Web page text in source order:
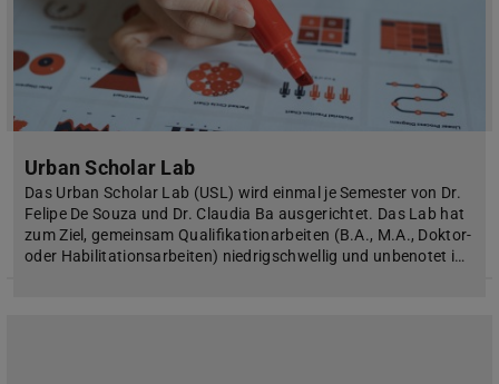
Urban Scholar Lab
Das Urban Scholar Lab (USL) wird einmal je Semester von Dr.
Felipe De Souza und Dr. Claudia Ba ausgerichtet. Das Lab hat
zum Ziel, gemeinsam Qualifikationarbeiten (B.A., M.A., Doktor-
oder Habilitationsarbeiten) niedrigschwellig und unbenotet i…